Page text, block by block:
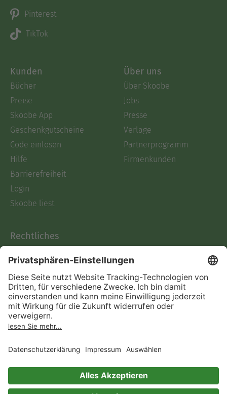
Pinterest
TikTok
Kunden
Bücher
Preise
Skoobe App
Geschenkgutscheine
Code einlösen
Hilfe
Barrierefreiheit
Login
Skoobe liest
Über uns
Über Skoobe
Jobs
Presse
Verlage
Partnerprogramm
Firmenkunden
Rechtliches
AGB
Informationen nach Data
Act
Verträge hier kündigen
Impressum
Immer ein gutes Buch